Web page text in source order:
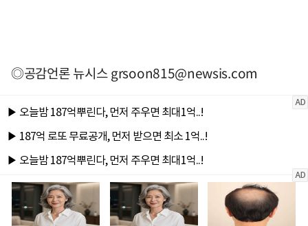
◎공감언론 뉴시스grsoon815@newsis.com